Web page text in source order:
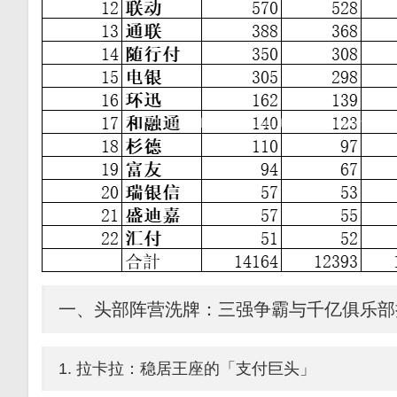
一、头部阵营洗牌：三强争霸与千亿俱乐
1. 拉卡拉：稳居王座的「支付巨头」